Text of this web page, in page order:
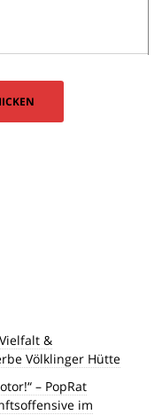
&
Völklinger Hütte
– PopRat
im